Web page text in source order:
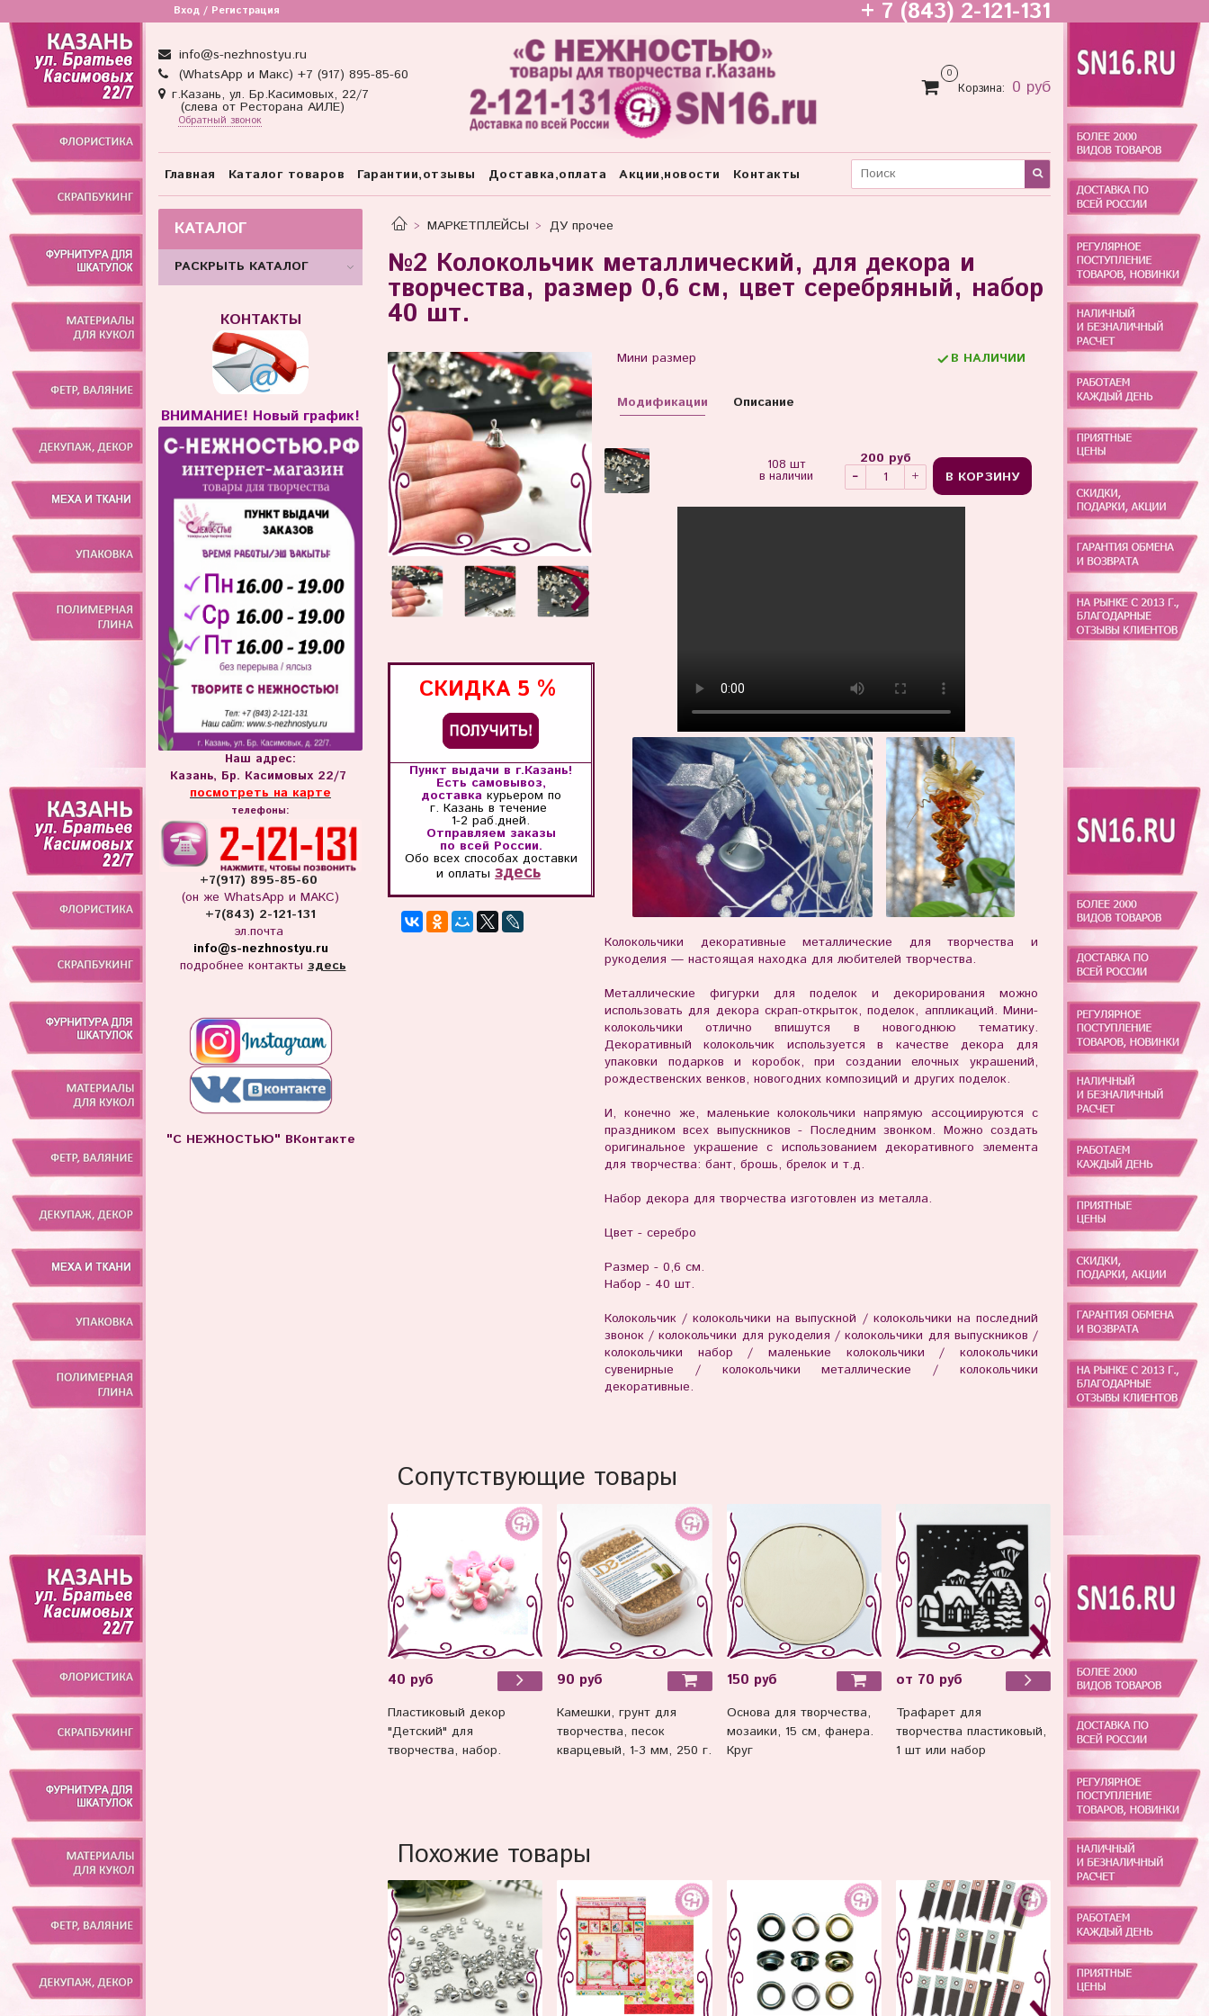
Вход / Регистрация + 7 (843) 2-121-131
info@s-nezhnostyu.ru
(WhatsApp и Макс) +7 (917) 895-85-60
г.Казань, ул. Бр.Касимовых, 22/7
(слева от Ресторана АИЛЕ)
Обратный звонок
0
Корзина: 0 руб
Главная Каталог товаров Гарантии,отзывы Доставка,оплата Акции,новости Контакты
МАРКЕТПЛЕЙСЫ ДУ прочее
№2 Колокольчик металлический, для декора и
творчества, размер 0,6 см, цвет серебряный, набор
40 шт.
СКИДКА 5 %
Пункт выдачи в г.Казань!
Есть самовывоз,
доставка курьером по
г. Казань в течение
1-2 раб.дней.
Отправляем заказы
по всей России.
Обо всех способах доставки
и оплаты здесь
Мини размер В НАЛИЧИИ
Модификации
108 шт
в наличии
200 руб
В КОРЗИНУ
Колокольчики декоративные металлические для творчества и
рукоделия — настоящая находка для любителей творчества.
Металлические фигурки для поделок и декорирования можно
использовать для декора скрап-открыток, поделок, аппликаций. Мини-
колокольчики отлично впишутся в новогоднюю тематику.
Декоративный колокольчик используется в качестве декора для
упаковки подарков и коробок, при создании елочных украшений,
рождественских венков, новогодних композиций и других поделок.
И, конечно же, маленькие колокольчики напрямую ассоциируются с
праздником всех выпускников - Последним звонком. Можно создать
оригинальное украшение с использованием декоративного элемента
для творчества: бант, брошь, брелок и т.д.
Набор декора для творчества изготовлен из металла.
Цвет - серебро
Размер - 0,6 см.
Набор - 40 шт.
Колокольчик / колокольчики на выпускной / колокольчики на последний
звонок / колокольчики для рукоделия / колокольчики для выпускников /
колокольчики набор / маленькие колокольчики / колокольчики
сувенирные / колокольчики металлические / колокольчики
декоративные.
Описание
Сопутствующие товары
40 руб
Пластиковый декор
"Детский" для
творчества, набор.
90 руб
Камешки, грунт для
творчества, песок
кварцевый, 1-3 мм, 250 г.
150 руб
Основа для творчества,
мозаики, 15 см, фанера.
Круг
от 70 руб
Трафарет для
творчества пластиковый,
1 шт или набор
90 руб
Молд для творчества
силиконовый "Штурвал",
5*5 см.
Похожие товары
КАТАЛОГ
РАСКРЫТЬ КАТАЛОГ
КОНТАКТЫ
ВНИМАНИЕ! Новый график!
Наш адрес:
Казань, Бр. Касимовых 22/7
посмотреть на карте
телефоны:
+7(917) 895-85-60
(он же WhatsApp и МАКС)
+7(843) 2-121-131
эл.почта
info@s-nezhnostyu.ru
подробнее контакты здесь
"С НЕЖНОСТЬЮ" ВКонтакте